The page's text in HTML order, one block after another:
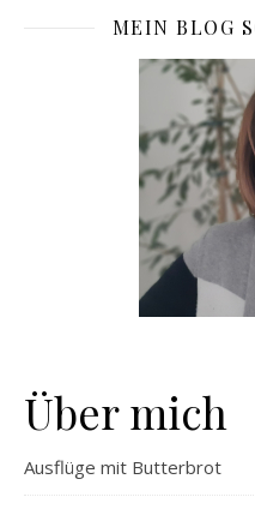
MEIN BLOG
Über mich
Ausflüge mit Butterbrot